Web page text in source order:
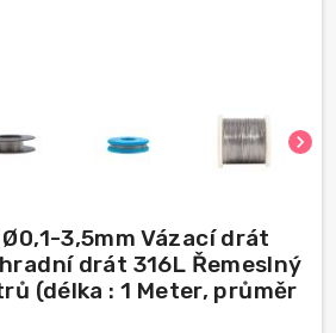
chevron_right
3,5mm Vázací drát
drát 316L Řemeslný
(délka : 1 Meter, průměr